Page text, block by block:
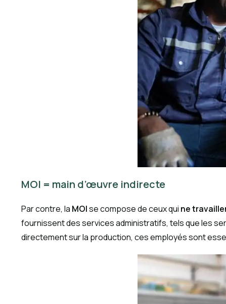
MOI = main d’œuvre indirecte
Par contre, la MOIse compose de ceux qui ne
fournissent des services administratifs, tels que les
directement sur la production, ces employés sont